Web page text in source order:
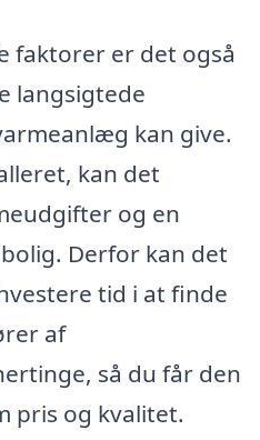
faktorer er det også
langsigtede
kan give.
kan det
og en
Derfor kan det
tid i at finde
af
så du får den
pris og kvalitet.